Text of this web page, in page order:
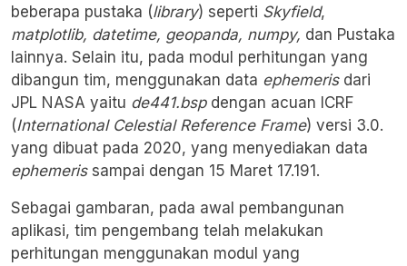
beberapa pustaka (library) seperti Skyfield,
matplotlib, datetime, geopanda, numpy, dan Pustaka
lainnya. Selain itu, pada modul perhitungan yang
dibangun tim, menggunakan data ephemerisdari
JPL NASA yaitu de441.bspdengan acuan ICRF
(International Celestial Reference Frame) versi 3.0.
yang dibuat pada 2020, yang menyediakan data
ephemerissampai dengan 15 Maret 17.191.
Sebagai gambaran, pada awal pembangunan
aplikasi, tim pengembang telah melakukan
perhitungan menggunakan modul yang